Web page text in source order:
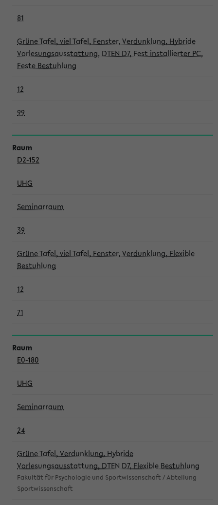
81
Grüne Tafel, viel Tafel, Fenster, Verdunklung, Hybride
Vorlesungsausstattung, DTEN D7, Fest installierter PC,
Feste Bestuhlung
12
99
D2-152
UHG
Seminarraum
39
Grüne Tafel, viel Tafel, Fenster, Verdunklung, Flexible
Bestuhlung
12
71
E0-180
UHG
Seminarraum
24
Grüne Tafel, Verdunklung, Hybride
Vorlesungsausstattung, DTEN D7, Flexible Bestuhlung
Fakultät für Psychologie und Sportwissenschaft / Abteilung
Sportwissenschaft